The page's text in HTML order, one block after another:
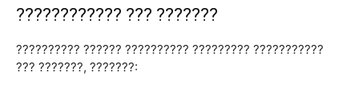
???????????? ??? ???????
?????????? ?????? ?????????? ????????? ???????????
??? ???????, ???????: